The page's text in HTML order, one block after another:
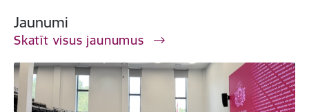
Jaunumi
Skatīt visus jaunumus